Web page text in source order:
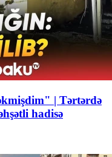
| Tərtərdə
hadisə